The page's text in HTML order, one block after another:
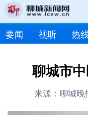
要闻 视听 热
聊城市
来源：聊城